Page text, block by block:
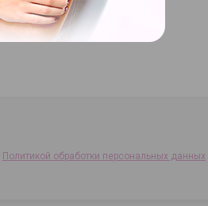
Политикой обработки персональных данных